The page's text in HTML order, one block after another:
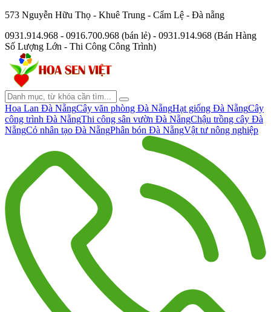
573 Nguyễn Hữu Thọ - Khuê Trung - Cẩm Lệ - Đà nẵng
0931.914.968 - 0916.700.968 (bán lẻ) - 0931.914.968 (Bán Hàng
Số Lượng Lớn - Thi Công Công Trình)
Hoa Lan Đà NẵngCây văn phòng Đà NẵngHạt giống Đà NẵngCây
công trình Đà NẵngThi công sân vườn Đà NẵngChậu trồng cây Đà
NẵngCỏ nhân tạo Đà NẵngPhân bón Đà NẵngVật tư nông nghiệp